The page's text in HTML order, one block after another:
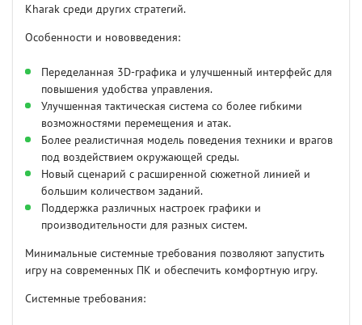
Kharak среди других стратегий.
Особенности и нововведения:
Переделанная 3D-графика и улучшенный интерфейс для
повышения удобства управления.
Улучшенная тактическая система со более гибкими
возможностями перемещения и атак.
Более реалистичная модель поведения техники и врагов
под воздействием окружающей среды.
Новый сценарий с расширенной сюжетной линией и
большим количеством заданий.
Поддержка различных настроек графики и
производительности для разных систем.
Минимальные системные требования позволяют запустить
игру на современных ПК и обеспечить комфортную игру.
Системные требования: